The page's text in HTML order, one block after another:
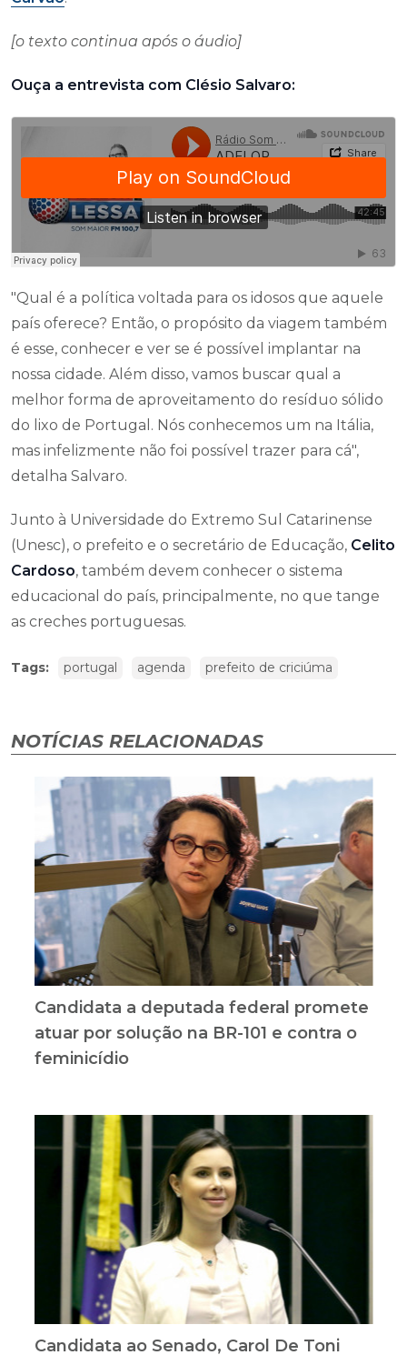
[o texto continua após o áudio]
Ouça a entrevista com Clésio Salvaro:
"Qual é a política voltada para os idosos que aquele
país oferece? Então, o propósito da viagem também
é esse, conhecer e ver se é possível implantar na
nossa cidade. Além disso, vamos buscar qual a
melhor forma de aproveitamento do resíduo sólido
do lixo de Portugal. Nós conhecemos um na Itália,
mas infelizmente não foi possível trazer para cá",
detalha Salvaro.
Junto à Universidade do Extremo Sul Catarinense
(Unesc), o prefeito e o secretário de Educação, Celito
Cardoso, também devem conhecer o sistema
educacional do país, principalmente, no que tange
as creches portuguesas.
Tags: portugal agenda prefeito de criciúma
NOTÍCIAS RELACIONADAS
Candidata a deputada federal promete
atuar por solução na BR-101 e contra o
feminicídio
Candidata ao Senado, Carol De Toni